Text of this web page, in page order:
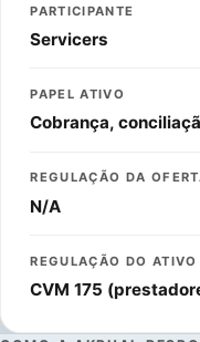
PARTICIPANTE
Servicers
PAPEL ATIVO
Cobrança,
REGULAÇÃO DA
N/A
REGULAÇÃO DO
CVM 175